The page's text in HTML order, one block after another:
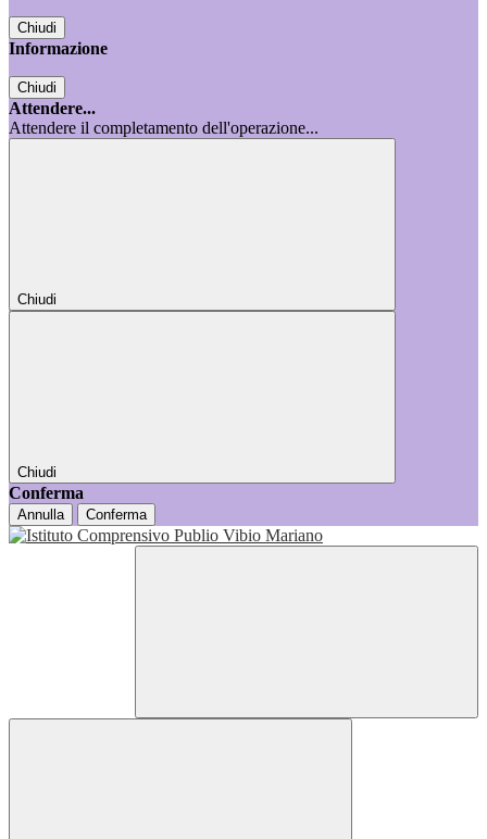
Chiudi
Informazione
Chiudi
Attendere...
Attendere il completamento dell'operazione...
Chiudi
Chiudi
Conferma
Annulla Conferma